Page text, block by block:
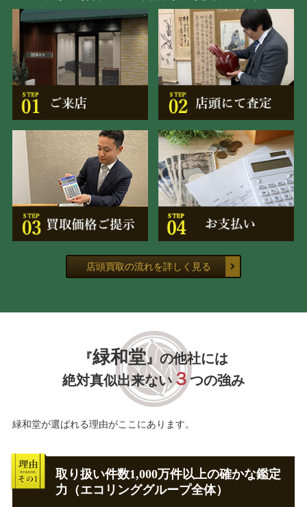
店頭買取の流れを詳しく見る
『緑和堂』の他社には
絶対真似出来ない ３つの強み
緑和堂が選ばれる理由がここにあります。
取り扱い件数1,000万件以上の確かな鑑定
力（エコリンググループ全体）